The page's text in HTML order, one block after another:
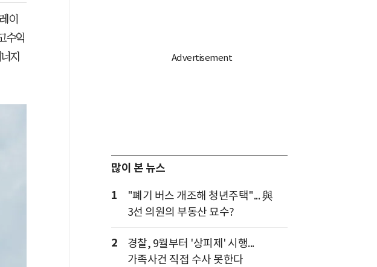
이
수익
지
많이 본 뉴스
1
"폐기 버스 개조해 청년주택"... 與
3선 의원의 부동산 묘수?
2
경찰, 9월부터 '상피제' 시행...
가족사건 직접 수사 못한다